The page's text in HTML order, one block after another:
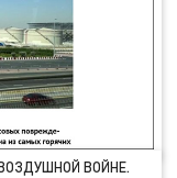
ВОЙНЕ.